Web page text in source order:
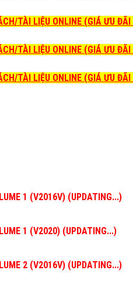
TÀI LIỆU ONLINE (GIÁ ƯU
TÀI LIỆU ONLINE (GIÁ ƯU
TÀI LIỆU ONLINE (GIÁ ƯU
1 (V2016V) (UPDATING...)
1 (V2020) (UPDATING...)
2 (V2016V) (UPDATING...)